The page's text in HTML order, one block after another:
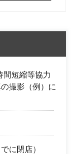
間短縮等協力
撮影（例）に
に閉店）